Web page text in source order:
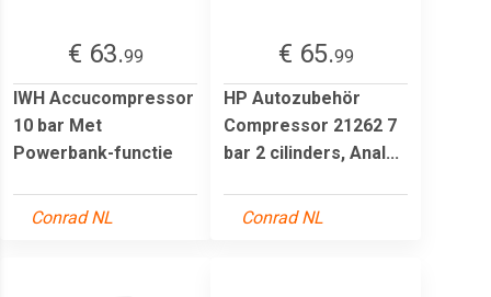
€ 63.99
IWH Accucompressor
10 bar Met
Powerbank-functie
Conrad NL
€ 65.99
HP Autozubehör
Compressor 21262 7
bar 2 cilinders, Anal...
Conrad NL